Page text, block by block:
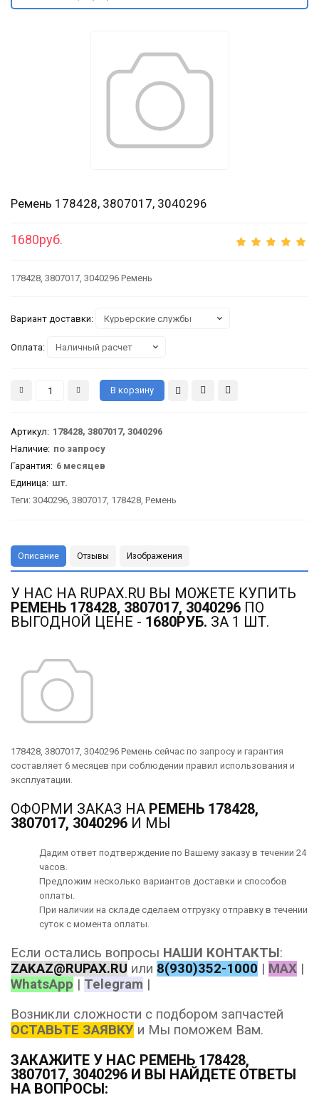
Ремень 178428, 3807017, 3040296
1680руб.
178428, 3807017, 3040296 Ремень
Вариант доставки:
Оплата:
Артикул: 178428, 3807017, 3040296
Наличие: по запросу
Гарантия: 6 месяцев
Единица: шт.
Теги: 3040296, 3807017, 178428, Ремень
Описание Отзывы Изображения
У НАС НА RUPAX.RU ВЫ МОЖЕТЕ КУПИТЬ
РЕМЕНЬ 178428, 3807017, 3040296 ПО
ВЫГОДНОЙ ЦЕНЕ - 1680РУБ. ЗА 1 ШТ.
178428, 3807017, 3040296 Ремень сейчас по запросу и гарантия
составляет 6 месяцев при соблюдении правил использования и
эксплуатации.
ОФОРМИ ЗАКАЗ НА РЕМЕНЬ 178428,
3807017, 3040296 И МЫ
Дадим ответ подтверждение по Вашему заказу в течении 24
часов.
Предложим несколько вариантов доставки и способов
оплаты
При наличии на складе сделаем отгрузку отправку в течении
суток с момента оплаты.
Если остались вопросы НАШИ КОНТАКТЫ:
ZAKAZ@RUPAX.RU или 8(930)352-1000 | MAX |
WhatsApp | Telegram |
Возникли сложности с подбором запчастей
ОСТАВЬТЕ ЗАЯВКУ и Мы поможем Вам.
ЗАКАЖИТЕ У НАС РЕМЕНЬ 178428,
3807017, 3040296 И ВЫ НАЙДЕТЕ ОТВЕТЫ
НА ВОПРОСЫ: